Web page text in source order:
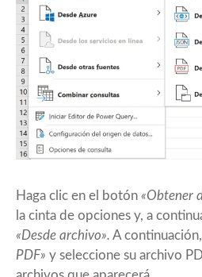
Haga clic en el botón «Obtener
la cinta de opciones y, a
«Desde archivo». A
PDF» y seleccione su archivo